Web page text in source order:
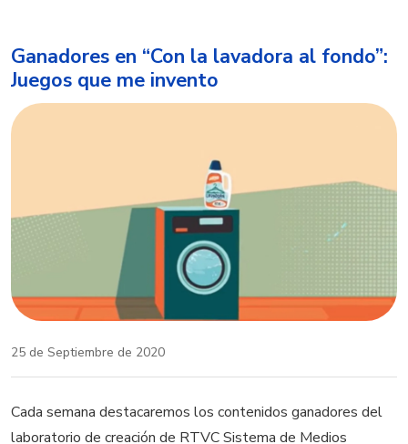
Ganadores en “Con la lavadora al fondo”:
Juegos que me invento
25 de Septiembre de 2020
Cada semana destacaremos los contenidos ganadores del
laboratorio de creación de RTVC Sistema de Medios